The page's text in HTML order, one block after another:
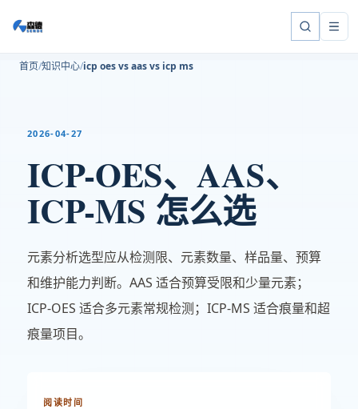
首页 知识中心 icp oes vs aas vs icp ms
2026-04-27
ICP-OES、AAS、
ICP-MS 怎么选
元素分析选型应从检测限、元素数量、样品量、预算
和维护能力判断。AAS 适合预算受限和少量元素；
ICP-OES 适合多元素常规检测；ICP-MS 适合痕量和超
痕量项目。
阅读时间